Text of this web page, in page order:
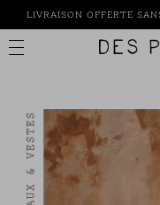
Passer
au
contenu
LIVRAISON OFFERTE
Des